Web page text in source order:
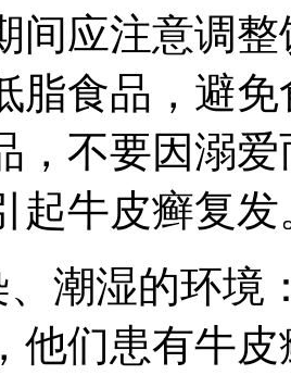
间应注意调
脂食品，避
，不要因溺
起牛皮癣复发
潮湿的环境
他们患有牛